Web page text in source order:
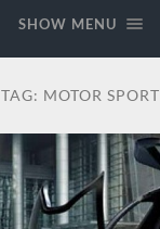
SHOW MENU
TAG: MOTOR SPORT